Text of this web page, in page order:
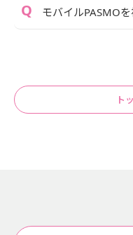
モバイルPASMO
ト